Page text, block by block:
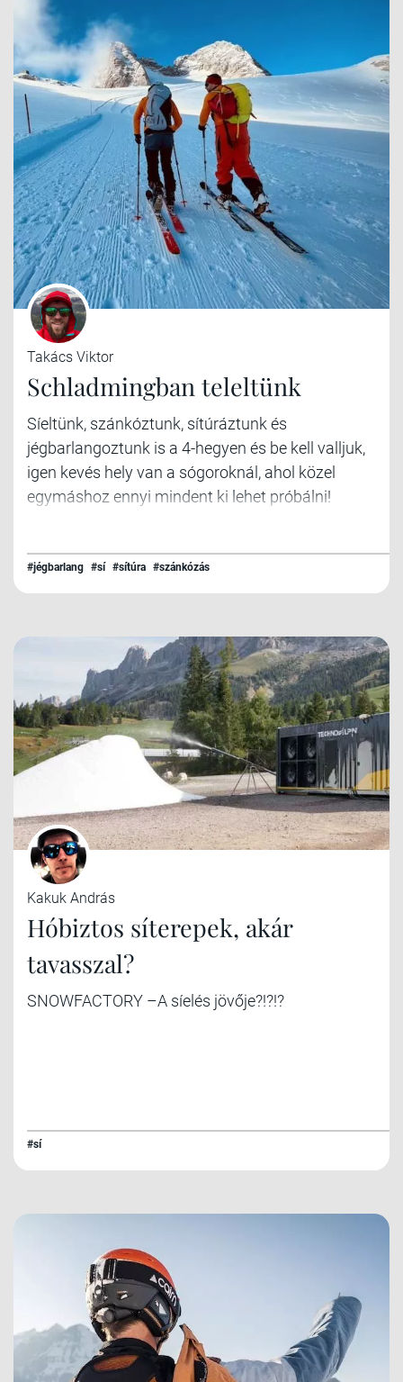
Takács Viktor
Schladmingban teleltünk
Síeltünk, szánkóztunk, sítúráztunk és
jégbarlangoztunk is a 4-hegyen és be kell valljuk,
igen kevés hely van a sógoroknál, ahol közel
egymáshoz ennyi mindent ki lehet próbálni!
#jégbarlang #sí #sítúra #szánkózás
Kakuk András
Hóbiztos síterepek, akár
tavasszal?
SNOWFACTORY –A síelés jövője?!?!?
#sí